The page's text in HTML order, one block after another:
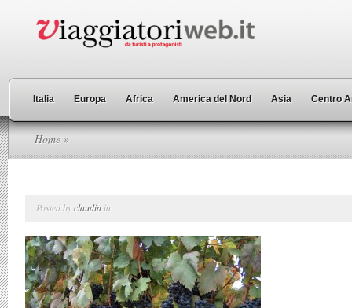
Italia Europa Africa America del Nord Asia Centro
Home »
Posted byclaudia in